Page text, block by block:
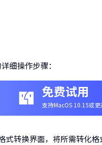
细操作步骤：
免费试用
支持MacOS 10.15或更
转换界面，将所需转化